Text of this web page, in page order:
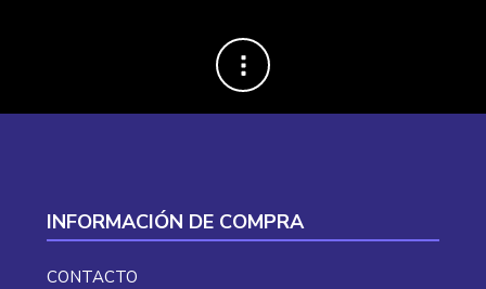
INFORMACIÓN DE COMPRA
CONTACTO